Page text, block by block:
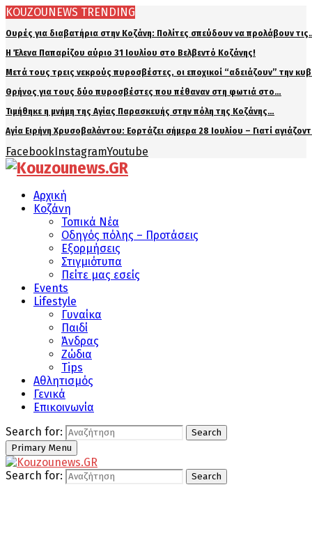
KOUZOUNEWS TRENDING
Ουρές για διαβατήρια στην Κοζάνη: Πολίτες σπεύδουν να προλάβουν
Η Έλενα Παπαρίζου αύριο 31 Ιουλίου στο Βελβεντό Κοζάνης!
Μετά τους τρεις νεκρούς πυροσβέστες, οι εποχικοί “αδειάζουν” την
Θρήνος για τους δύο πυροσβέστες που πέθαναν στη φωτιά στο…
Τιμήθηκε η μνήμη της Αγίας Παρασκευής στην πόλη της Κοζάνης…
Αγία Ειρήνη Χρυσοβαλάντου: Εορτάζει σήμερα 28 Ιουλίου – Γιατί
FacebookInstagramYoutube
Αρχική
Κοζάνη
Τοπικά Νέα
Οδηγός πόλης – Προτάσεις
Εξορμήσεις
Στιγμιότυπα
Πείτε μας εσείς
Events
Lifestyle
Γυναίκα
Παιδί
Άνδρας
Ζώδια
Tips
Αθλητισμός
Γενικά
Επικοινωνία
Search for:
Search
Primary Menu
Search for: Search